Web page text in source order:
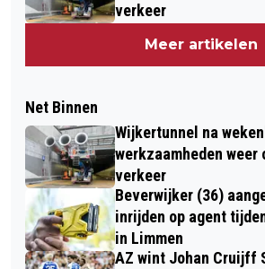
verkeer
Meer artikelen
Net Binnen
Wijkertunnel na
werkzaamheden weer
verkeer
Beverwijker (36)
inrijden op agent
in Limmen
AZ wint Johan Cruijff